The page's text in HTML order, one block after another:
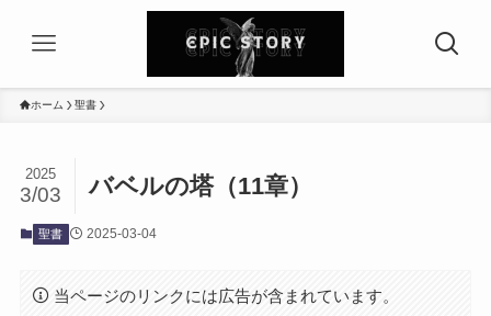
ホーム 聖書
バベルの塔（11章）
2025
3/03
聖書 2025-03-04
当ページのリンクには広告が含まれています。